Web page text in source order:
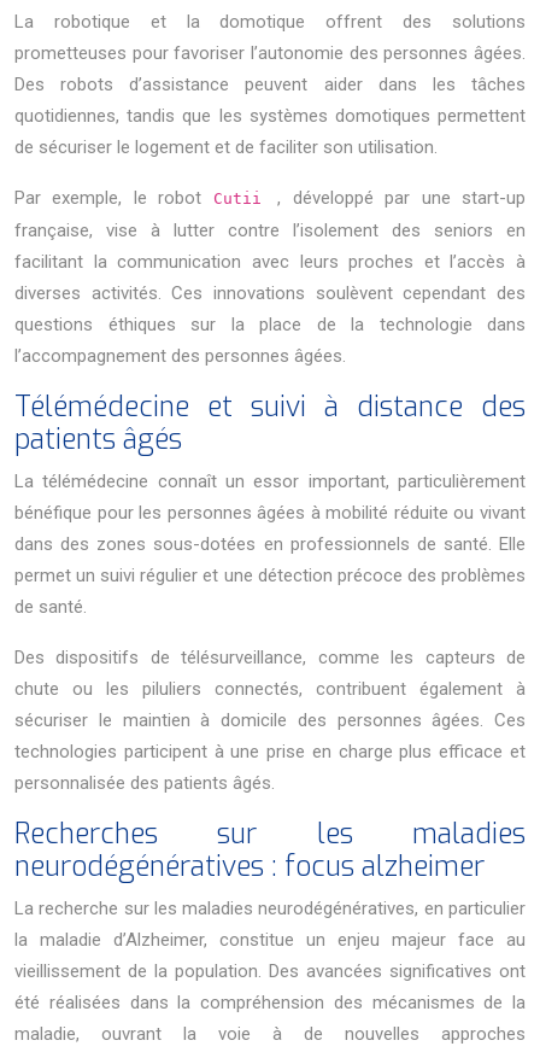
La robotique et la domotique offrent des solutions
prometteuses pour favoriser l’autonomie des personnes âgées.
Des robots d’assistance peuvent aider dans les tâches
quotidiennes, tandis que les systèmes domotiques permettent
de sécuriser le logement et de faciliter son utilisation.
Par exemple, le robot Cutii, développé par une start-up
française, vise à lutter contre l’isolement des seniors en
facilitant la communication avec leurs proches et l’accès à
diverses activités. Ces innovations soulèvent cependant des
questions éthiques sur la place de la technologie dans
l’accompagnement des personnes âgées.
Télémédecine et suivi à distance des
patients âgés
La télémédecine connaît un essor important, particulièrement
bénéfique pour les personnes âgées à mobilité réduite ou vivant
dans des zones sous-dotées en professionnels de santé. Elle
permet un suivi régulier et une détection précoce des problèmes
de santé.
Des dispositifs de télésurveillance, comme les capteurs de
chute ou les piluliers connectés, contribuent également à
sécuriser le maintien à domicile des personnes âgées. Ces
technologies participent à une prise en charge plus efficace et
personnalisée des patients âgés.
Recherches sur les maladies
neurodégénératives : focus alzheimer
La recherche sur les maladies neurodégénératives, en particulier
la maladie d’Alzheimer, constitue un enjeu majeur face au
vieillissement de la population. Des avancées significatives ont
été réalisées dans la compréhension des mécanismes de la
maladie, ouvrant la voie à de nouvelles approches